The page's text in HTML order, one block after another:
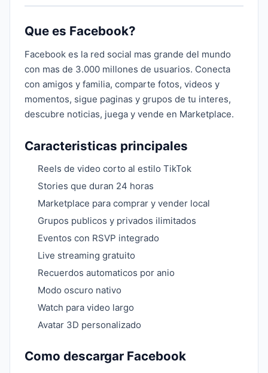
Que es Facebook?
Facebook es la red social mas grande del mundo
con mas de 3.000 millones de usuarios. Conecta
con amigos y familia, comparte fotos, videos y
momentos, sigue paginas y grupos de tu interes,
descubre noticias, juega y vende en Marketplace.
Caracteristicas principales
Reels de video corto al estilo TikTok
Stories que duran 24 horas
Marketplace para comprar y vender local
Grupos publicos y privados ilimitados
Eventos con RSVP integrado
Live streaming gratuito
Recuerdos automaticos por anio
Modo oscuro nativo
Watch para video largo
Avatar 3D personalizado
Como descargar Facebook